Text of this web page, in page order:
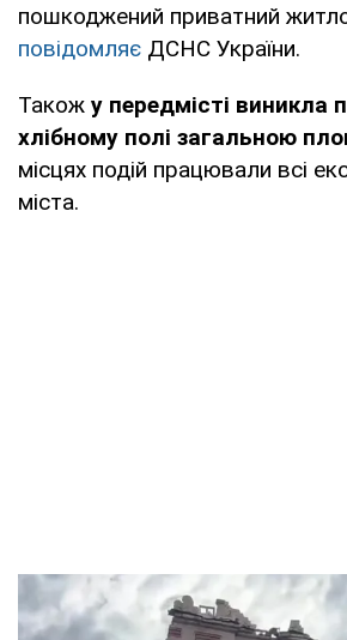
пошкоджений приватний
повідомляє ДСНС України.
Також у передмісті виникла
хлібному полі загальною
місцях подій працювали всі
міста.